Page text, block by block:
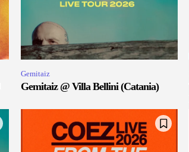
Gemitaiz
Gemitaiz @ Villa Bellini (Catania)